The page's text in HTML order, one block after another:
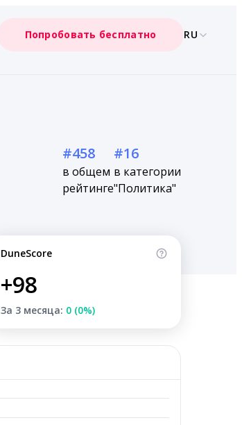
Попробовать бесплатно RU
#458
в общем
рейтинге
#16
в категории
"Политика"
DuneScore
+98
За 3 месяца: 0 (0%)